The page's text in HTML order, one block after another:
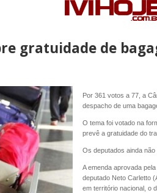
gratuidade de
Por 361 votos a 77, a
despacho de uma
O tema foi votado na
prevê a gratuidade do
Os deputados ainda
A emenda aprovada
deputado Neto Carletto
em território nacional, o